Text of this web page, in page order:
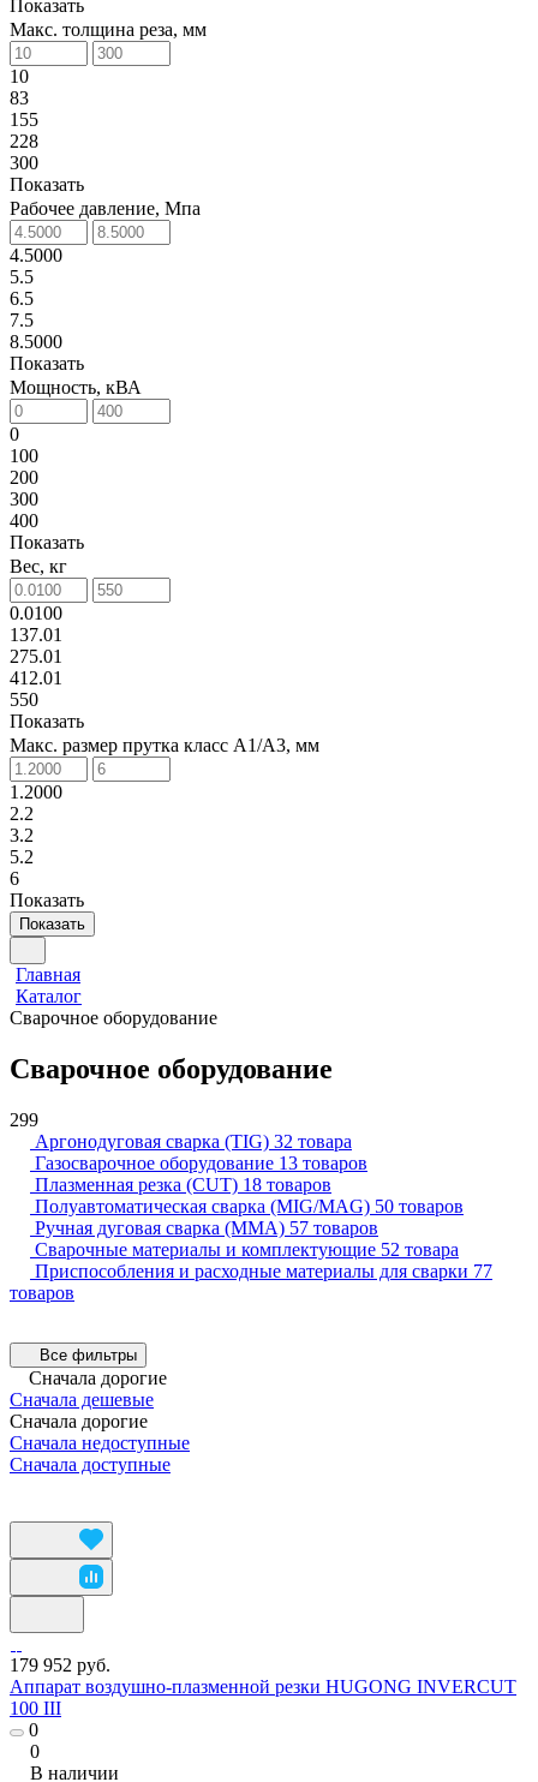
Показать
Макс. толщина реза, мм
10
83
155
228
300
Показать
Рабочее давление, Мпа
4.5000
5.5
6.5
7.5
8.5000
Показать
Мощность, кВА
0
100
200
300
400
Показать
Вес, кг
0.0100
137.01
275.01
412.01
550
Показать
Макс. размер прутка класс А1/А3, мм
1.2000
2.2
3.2
5.2
6
Показать
Показать
Главная
Каталог
Сварочное оборудование
Сварочное оборудование
299
Аргонодуговая сварка (TIG) 32 товара
Газосварочное оборудование 13 товаров
Плазменная резка (CUT) 18 товаров
Полуавтоматическая сварка (MIG/MAG) 50 товаров
Ручная дуговая сварка (MMA) 57 товаров
Сварочные материалы и комплектующие 52 товара
Приспособления и расходные материалы для сварки 77
товаров
Все фильтры
Сначала дорогие
Сначала дешевые
Сначала дорогие
Сначала недоступные
Сначала доступные
179 952 руб.
Аппарат воздушно-плазменной резки HUGONG INVERCUT
100 III
0
0
В наличии